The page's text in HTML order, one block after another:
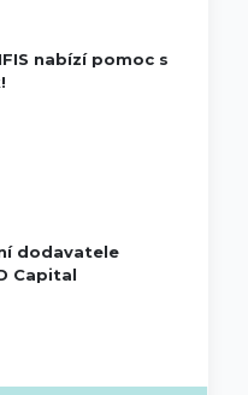
nabízí pomoc s
dodavatele
Capital